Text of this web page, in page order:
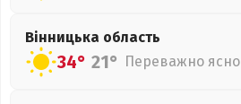
Вінницька область
34° 21° Переважно ясно